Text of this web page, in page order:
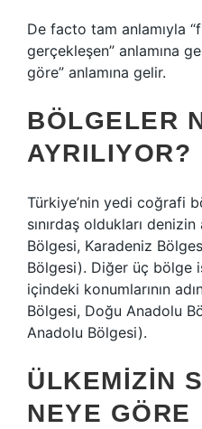
De facto tam anlamıyla
gerçekleşen” anlamına
göre” anlamına gelir.
BÖLGELER
AYRILIYOR?
Türkiye’nin yedi coğrafi
sınırdaş oldukları denizin
Bölgesi, Karadeniz
Bölgesi). Diğer üç bölge
içindeki konumlarının
Bölgesi, Doğu Anadolu
Anadolu Bölgesi).
ÜLKEMIZIN
NEYE GÖRE